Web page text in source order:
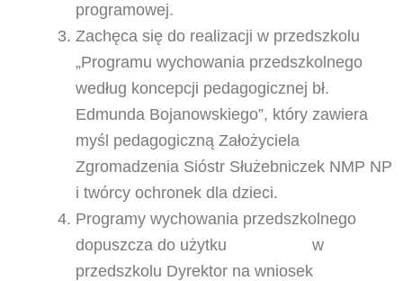
programowej.
Zachęca się do realizacji w przedszkolu
„Programu wychowania przedszkolnego
według koncepcji pedagogicznej bł.
Edmunda Bojanowskiego”, który zawiera
myśl pedagogiczną Założyciela
Zgromadzenia Sióstr Służebniczek NMP NP
i twórcy ochronek dla dzieci.
Programy wychowania przedszkolnego
dopuszcza do użytku w
przedszkolu Dyrektor na wniosek